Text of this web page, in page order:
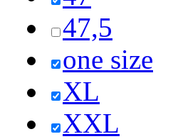
47,5
one size
XL
XXL